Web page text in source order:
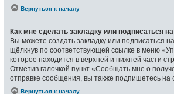
Вернуться к началу
Как мне сделать закладку или подписаться
Вы можете создать закладку или подписаться
щёлкнув по соответствующей ссылке в меню
которое находится в верхней и нижней части
Отметив галочкой пункт «Сообщать мне о
отправке сообщения, вы также подпишетесь на
Вернуться к началу